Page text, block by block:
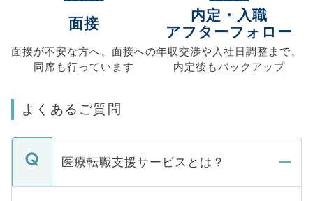
面接
面接が不安な方へ、 面接への
同席も行っています
内定・入職
アフターフォロー
年収交渉や入社日調整まで、
内定後もバックアップ
よくあるご質問
医療転職支援サービスとは？